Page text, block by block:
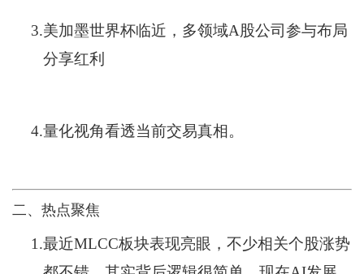
3.美加墨世界杯临近，多领域A股公司参与布局
分享红利
4.量化视角看透当前交易真相。
二、热点聚焦
1.最近MLCC板块表现亮眼，不少相关个股涨势